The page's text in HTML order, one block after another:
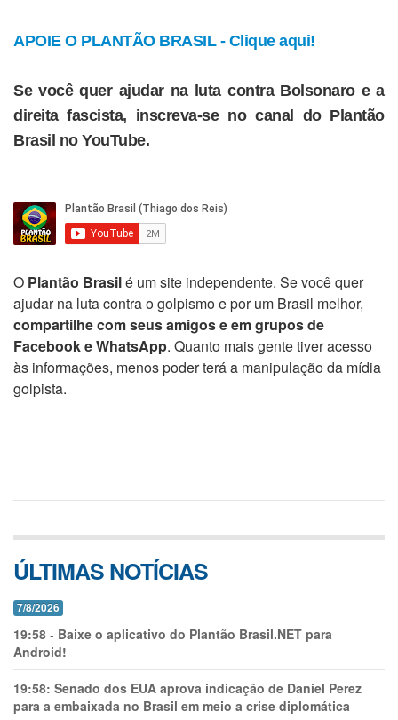
APOIE O PLANTÃO BRASIL - Clique aqui!
Se você quer ajudar na luta contra Bolsonaro e a
direita fascista, inscreva-se no canal do Plantão
Brasil no YouTube.
O Plantão Brasilé um site independente. Se você quer
ajudar na luta contra o golpismo e por um Brasil melhor,
compartilhe com seus amigos e em grupos de
Facebook e WhatsApp. Quanto mais gente tiver acesso
às informações, menos poder terá a manipulação da mídia
golpista.
ÚLTIMAS NOTÍCIAS
7/8/2026
19:58 - Baixe o aplicativo do Plantão Brasil.NET para
Android!
19:58: Senado dos EUA aprova indicação de Daniel Perez
para a embaixada no Brasil em meio a crise diplomática